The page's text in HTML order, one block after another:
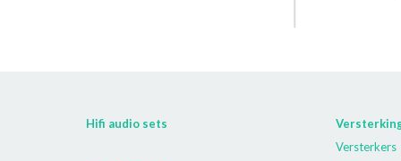
Hifi audio sets
Versterkers